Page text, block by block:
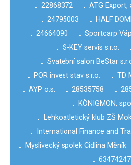
• 22868372 • ATG Export,
• 24795003 • HALF
• 24664090 • Sportcarp
• S-KEY servis s.r.o. •
• Svatební salon BeStar
• POR invest stav s.r.o. • TD
• AYP o.s. • 28535758 •
• KÖNIGMON,
•
Lehkoatletický klub ZŠ
•
International Finance and
•
Myslivecký spolek Cidlina Měník
• 63474247